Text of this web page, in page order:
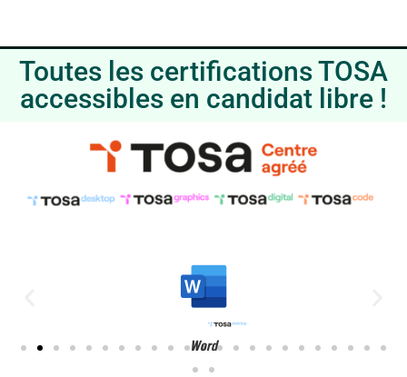
Toutes les certifications TOSA
accessibles en candidat libre !
Word